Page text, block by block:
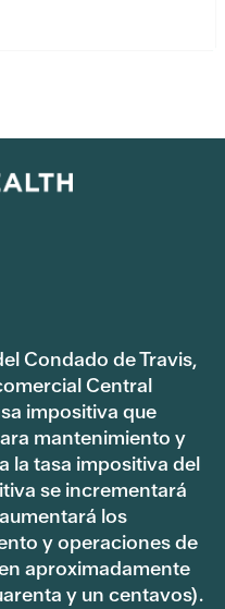
Condado de Travis,
Central
impositiva que
mantenimiento y
la tasa impositiva del
se incrementará
los
y operaciones de
aproximadamente
y un centavos).